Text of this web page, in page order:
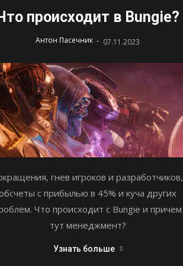
происходит в Bungie?
Антон Пасечник - 07.11.2023
гнев игроков и разработчиков,
с прибылью в 45% и куча других
Что происходит с Bungie и причем
тут менеджмент?
Узнать больше